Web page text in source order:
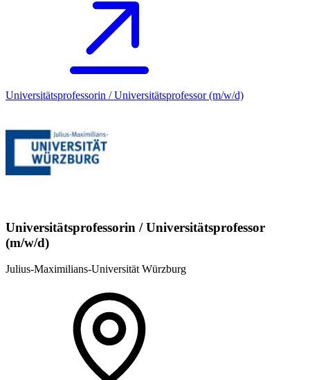
Universitätsprofessorin / Universitätsprofessor (m/w/d)
Universitätsprofessorin / Universitätsprofessor
(m/w/d)
Julius-Maximilians-Universität Würzburg